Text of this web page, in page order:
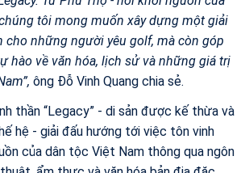
tôi mong muốn xây dựng một giải
cho những người yêu golf, mà còn góp
hào về văn hóa, lịch sử và những giá trị
ông Đỗ Vinh Quang chia sẻ.
thần “Legacy” - di sản được kế thừa và
hệ - giải đấu hướng tới việc tôn vinh
của dân tộc Việt Nam thông qua ngôn